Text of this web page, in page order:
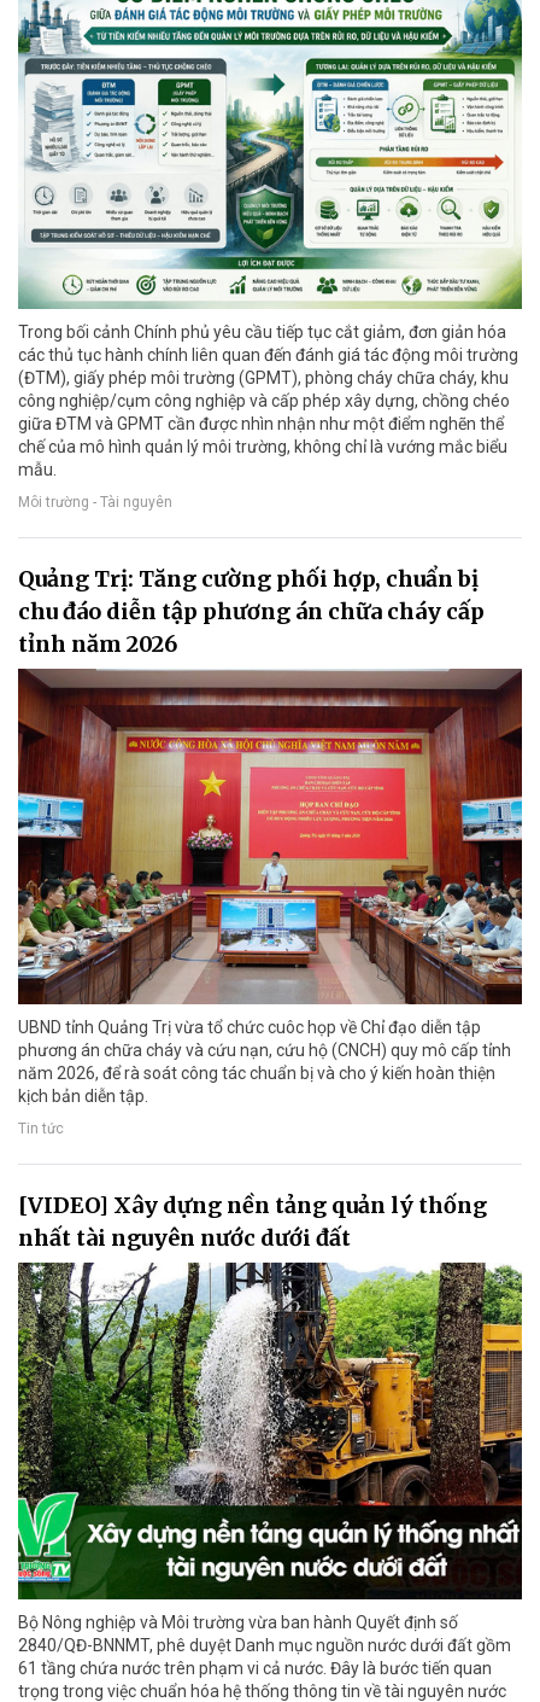
Trong bối cảnh Chính phủ yêu cầu tiếp tục cắt giảm, đơn giản hóa
các thủ tục hành chính liên quan đến đánh giá tác động môi trường
(ĐTM), giấy phép môi trường (GPMT), phòng cháy chữa cháy, khu
công nghiệp/cụm công nghiệp và cấp phép xây dựng, chồng chéo
giữa ĐTM và GPMT cần được nhìn nhận như một điểm nghẽn thể
chế của mô hình quản lý môi trường, không chỉ là vướng mắc biểu
mẫu.
Môi trường - Tài nguyên
Quảng Trị: Tăng cường phối hợp, chuẩn bị
chu đáo diễn tập phương án chữa cháy cấp
tỉnh năm 2026
UBND tỉnh Quảng Trị vừa tổ chức cuôc họp về Chỉ đạo diễn tập
phương án chữa cháy và cứu nạn, cứu hộ (CNCH) quy mô cấp tỉnh
năm 2026, để rà soát công tác chuẩn bị và cho ý kiến hoàn thiện
kịch bản diễn tập.
Tin tức
[VIDEO] Xây dựng nền tảng quản lý thống
nhất tài nguyên nước dưới đất
Bộ Nông nghiệp và Môi trường vừa ban hành Quyết định số
2840/QĐ-BNNMT, phê duyệt Danh mục nguồn nước dưới đất gồm
61 tầng chứa nước trên phạm vi cả nước. Đây là bước tiến quan
trọng trong việc chuẩn hóa hệ thống thông tin về tài nguyên nước